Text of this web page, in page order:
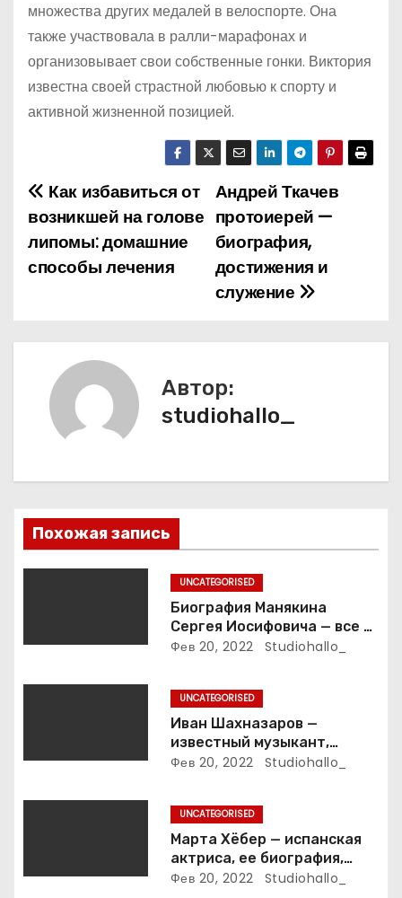
множества других медалей в велоспорте. Она
также участвовала в ралли-марафонах и
организовывает свои собственные гонки. Виктория
известна своей страстной любовью к спорту и
активной жизненной позицией.
Н
а
в
г
п
о
а
п
с
я
Андрей Ткачев
протоиерей —
биография,
достижения и
служение
Как избавиться от
возникшей на голове
липомы: домашние
способы лечения
Автор:
studiohallo_
Похожая запись
UNCATEGORISED
Биография Манякина
Сергея Иосифовича — все о
ветеране футбола России!
Фев 20, 2022 Studiohallo_
UNCATEGORISED
Иван Шахназаров —
известный музыкант,
композитор и продюсер —
Фев 20, 2022 Studiohallo_
UNCATEGORISED
Марта Хёбер — испанская
актриса, ее биография,
фото и интересные факты,
Фев 20, 2022 Studiohallo_